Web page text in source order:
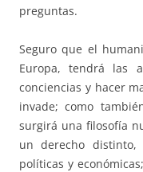
preguntas.
Seguro que el
Europa, tendrá las
conciencias y hacer
invade; como
surgirá una filosofía
un derecho distinto,
políticas y